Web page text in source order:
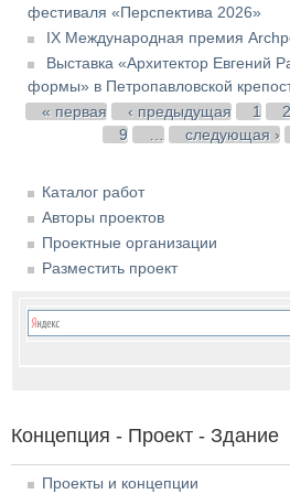
фестиваля «Перспектива 2026»
IX Международная премия
Выставка «Архитектор Евгений
формы» в Петропавловской
Страницы
« первая ‹ предыдущая 1 2
9
следующая ›
Каталог работ
Авторы проектов
Проектные организации
Разместить проект
Концепция - Проект - Здание
Проекты и концепции